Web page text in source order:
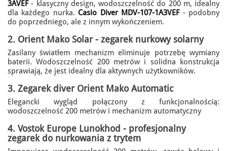
3AVEF- klasyczny design, wodoszczelność do 200 m, idealny
dla każdego nurka. Casio Diver MDV-107-1A3VEF - podobny
do poprzedniego, ale z innym wykończeniem.
2. Orient Mako Solar- zegarek nurkowy solarny
Zasilany światłem mechanizm eliminuje potrzebę wymiany
baterii. Wodoszczelność 200 metrów i solidna konstrukcja
sprawiają, że jest idealny dla aktywnych użytkowników.
3. Zegarek diver Orient Mako Automatic
Elegancki wygląd połączony z funkcjonalnością:
wodoszczelność 200 metrów i mechanizm automatyczny
4. Vostok Europe Lunokhod - profesjonalny
zegarek do nurkowania z trytem